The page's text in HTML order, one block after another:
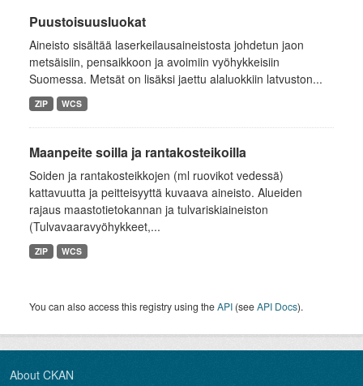
Puustoisuusluokat
Aineisto sisältää laserkeilausaineistosta johdetun jaon
metsäisiin, pensaikkoon ja avoimiin vyöhykkeisiin
Suomessa. Metsät on lisäksi jaettu alaluokkiin latvuston...
ZIP WCS
Maanpeite soilla ja rantakosteikoilla
Soiden ja rantakosteikkojen (ml ruovikot vedessä)
kattavuutta ja peitteisyyttä kuvaava aineisto. Alueiden
rajaus maastotietokannan ja tulvariskiaineiston
(Tulvavaaravyöhykkeet,...
ZIP WCS
You can also access this registry using theAPI (seeAPI Docs).
About CKAN